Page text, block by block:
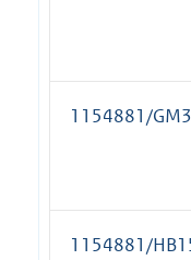
1154881/
1154881/